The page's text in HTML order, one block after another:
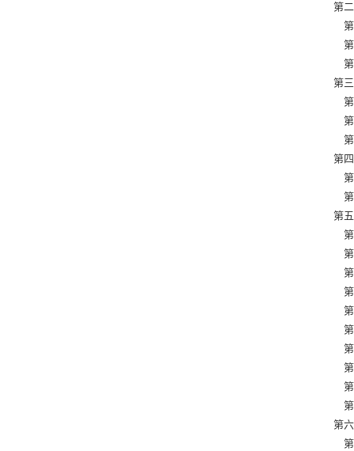
第二
第
第
第
第三
第
第
第
第四
第
第
第
第
第
第
第
第
第
第
第
第
第
第
第